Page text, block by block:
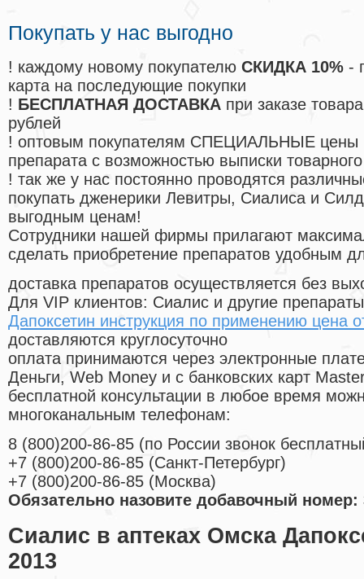
Покупать у нас выгодно
! каждому новому покупателю СКИДКА 10% -
карта на последующие покупки
! БЕСПЛАТНАЯ ДОСТАВКА при заказе
рублей
! оптовым покупателям СПЕЦИАЛЬНЫЕ цены
препарата с возможностью выписки
! так же у нас постоянно проводятся
покупать дженерики Левитры, Сиалиса и
выгодным ценам!
Cотрудники нашей фирмы прилагают
сделать приобретение препаратов удобным
доставка препаратов осуществляется без
Для VIP клиентов: Сиалис и другие
Дапоксетин инструкция по применению цена
доставляются круглосуточно
оплата принимаются через электронные
Деньги, Web Money и с банковских карт
бесплатной консультации в любое время
многоканальным телефонам:
8 (800)200-86-85 (по России звонок
+7 (800)200-86-85 (Санкт-Петербург)
+7 (800)200-86-85 (Москва)
Обязательно назовите добавочный номер:
Сиалис в аптеках Омска
2013